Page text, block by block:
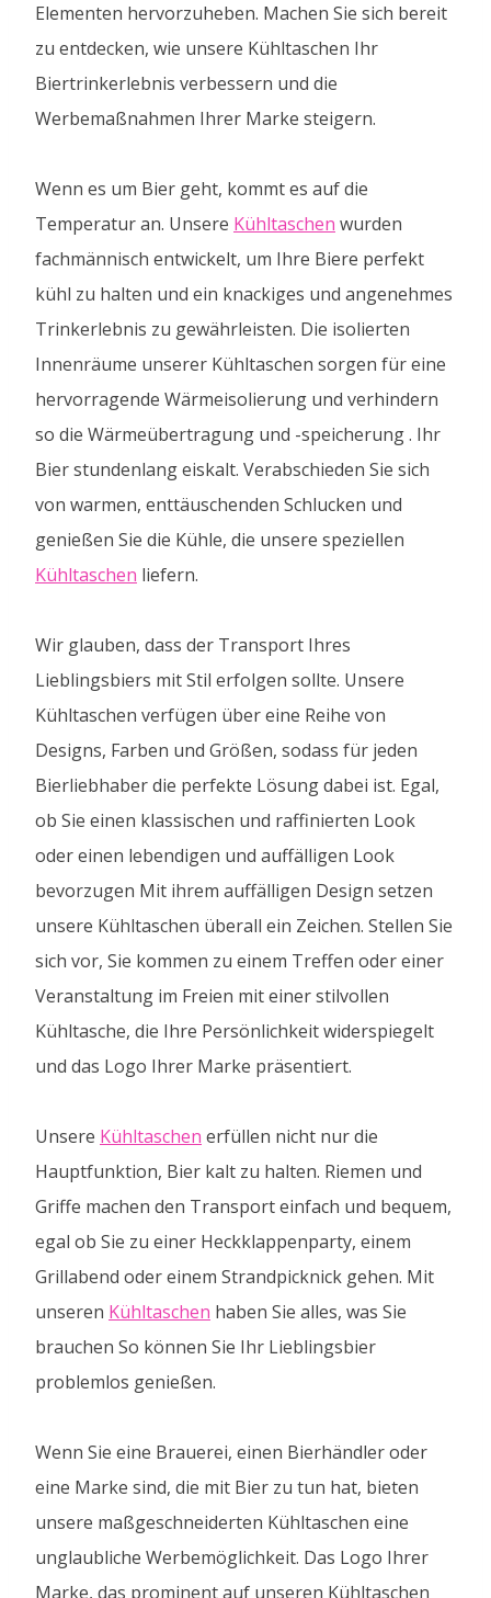
Elementen hervorzuheben. Machen Sie sich bereit
zu entdecken, wie unsere Kühltaschen Ihr
Biertrinkerlebnis verbessern und die
Werbemaßnahmen Ihrer Marke steigern.
Wenn es um Bier geht, kommt es auf die
Temperatur an. Unsere Kühltaschen wurden
fachmännisch entwickelt, um Ihre Biere perfekt
kühl zu halten und ein knackiges und angenehmes
Trinkerlebnis zu gewährleisten. Die isolierten
Innenräume unserer Kühltaschen sorgen für eine
hervorragende Wärmeisolierung und verhindern
so die Wärmeübertragung und -speicherung . Ihr
Bier stundenlang eiskalt. Verabschieden Sie sich
von warmen, enttäuschenden Schlucken und
genießen Sie die Kühle, die unsere speziellen
Kühltaschen liefern.
Wir glauben, dass der Transport Ihres
Lieblingsbiers mit Stil erfolgen sollte. Unsere
Kühltaschen verfügen über eine Reihe von
Designs, Farben und Größen, sodass für jeden
Bierliebhaber die perfekte Lösung dabei ist. Egal,
ob Sie einen klassischen und raffinierten Look
oder einen lebendigen und auffälligen Look
bevorzugen Mit ihrem auffälligen Design setzen
unsere Kühltaschen überall ein Zeichen. Stellen Sie
sich vor, Sie kommen zu einem Treffen oder einer
Veranstaltung im Freien mit einer stilvollen
Kühltasche, die Ihre Persönlichkeit widerspiegelt
und das Logo Ihrer Marke präsentiert.
Unsere Kühltaschen erfüllen nicht nur die
Hauptfunktion, Bier kalt zu halten. Riemen und
Griffe machen den Transport einfach und bequem,
egal ob Sie zu einer Heckklappenparty, einem
Grillabend oder einem Strandpicknick gehen. Mit
unseren Kühltaschen haben Sie alles, was Sie
brauchen So können Sie Ihr Lieblingsbier
problemlos genießen.
Wenn Sie eine Brauerei, einen Bierhändler oder
eine Marke sind, die mit Bier zu tun hat, bieten
unsere maßgeschneiderten Kühltaschen eine
unglaubliche Werbemöglichkeit. Das Logo Ihrer
Marke, das prominent auf unseren Kühltaschen